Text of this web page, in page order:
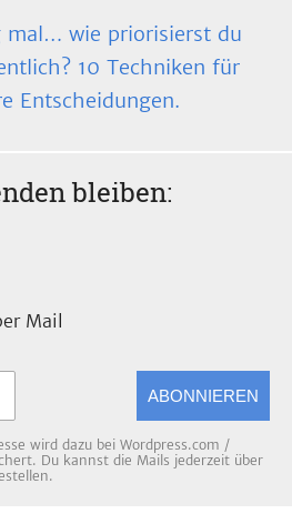
mal… wie priorisierst du
10 Techniken für
Entscheidungen.
bleiben:
Mail
ABONNIEREN
wird dazu bei Wordpress.com /
Du kannst die Mails jederzeit über